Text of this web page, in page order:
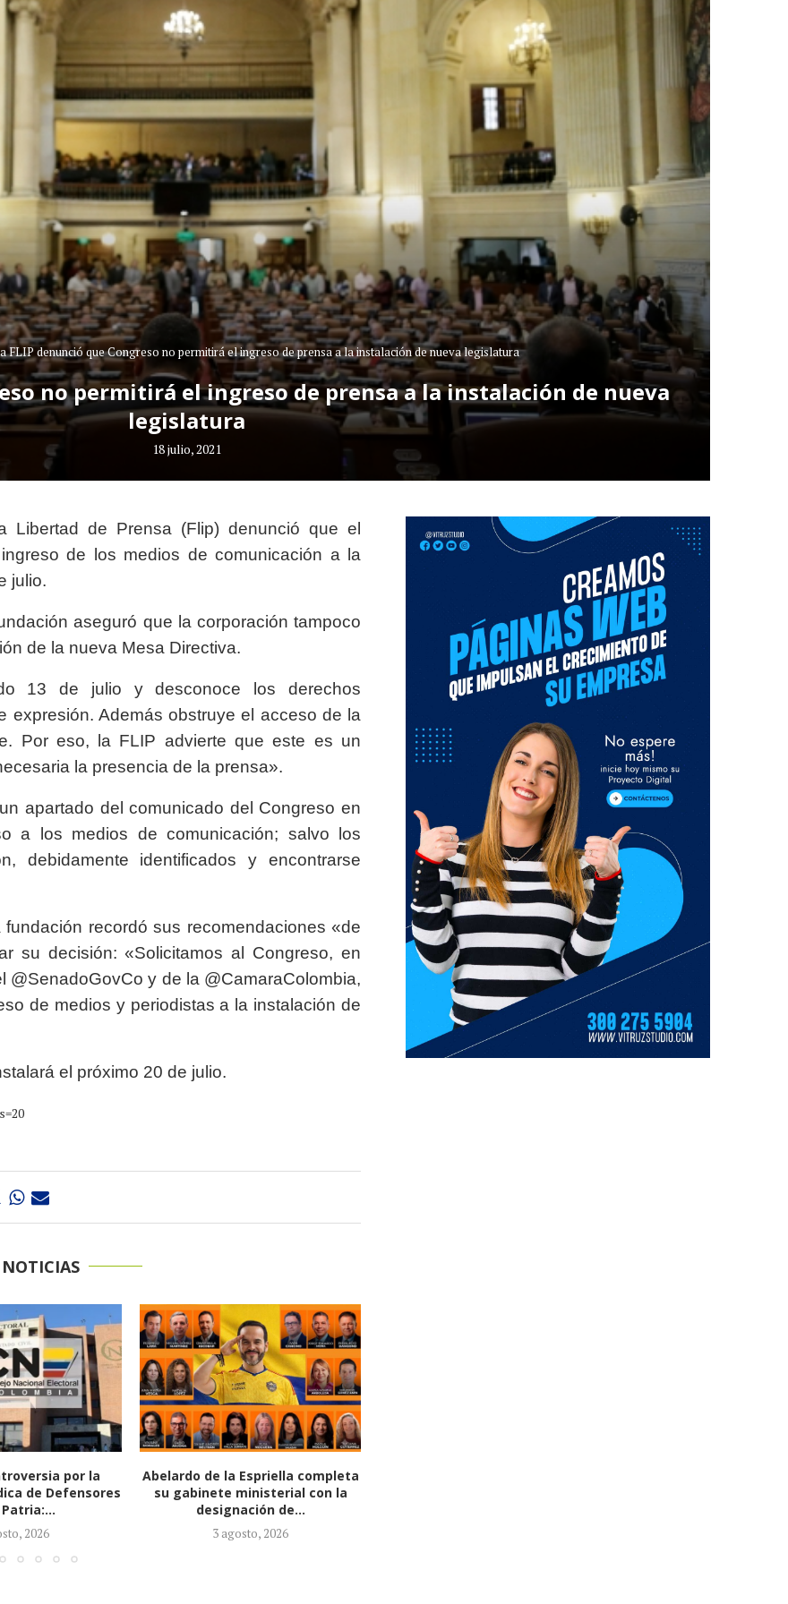
FLIP denunció que Congreso no permitirá el ingreso de prensa a la instalación de nueva legislatura
no permitirá el ingreso de prensa a la instalación de nueva
legislatura
18 julio, 2021
de Prensa (Flip) denunció que el
de los medios de comunicación a la
julio.
aseguró que la corporación tampoco
de la nueva Mesa Directiva.
13 de julio y desconoce los derechos
expresión. Además obstruye el acceso de la
Por eso, la FLIP advierte que este es un
la presencia de la prensa».
apartado del comunicado del Congreso en
a los medios de comunicación; salvo los
debidamente identificados y encontrarse
recordó sus recomendaciones «de
su decisión: «Solicitamos al Congreso, en
y de la @CamaraColombia,
de medios y periodistas a la instalación de
el próximo 20 de julio.
completa
con la
de...
2026
Presidenta de ACEMI, Ana María
Vesga, llega al Ministerio de
Salud
31 julio, 2026